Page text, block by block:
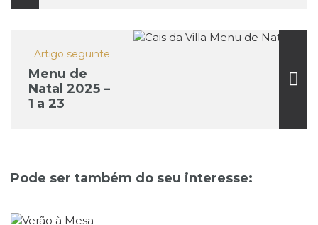
Artigo seguinte
Menu de
Natal 2025 –
1 a 23
Pode ser também do seu interesse: